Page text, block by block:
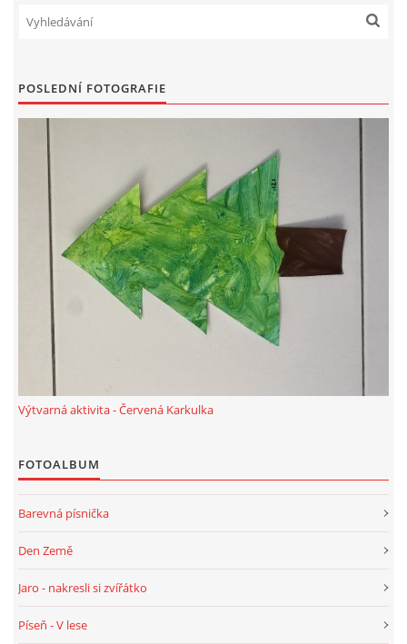
KREATIVNÍ OVOCNÉ A ZELENINOVÉ MLSÁNÍ
RECENZE NA KNIHY
RECENZE NA HRAČKY
MIKULÁŠSKÁ NADÍLKA
VÁNOČNÍ TVOŘENÍ
UČTE DĚTI PROŽITKEM
SENZORY PLAY
POLYTECHNICKÉ ČINNOSTI
POSLEDNÍ FOTOGRAFIE
Výtvarná aktivita - Červená Karkulka
FOTOALBUM
Barevná písnička
Den Země
Jaro - nakresli si zvířátko
Píseň - V lese